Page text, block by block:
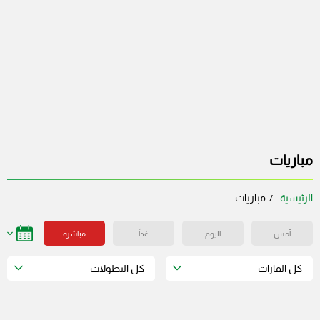
مباريات
الرئيسية مباريات
أمس اليوم غداً مباشرة
كل القارات كل البطولات